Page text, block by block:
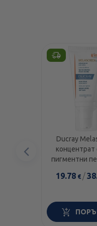
Ducray
пигментни
19.78€ /
Предишен
елемент